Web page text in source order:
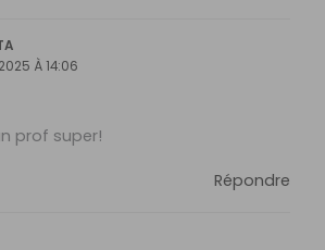
À 14:06
prof super!
Répondre